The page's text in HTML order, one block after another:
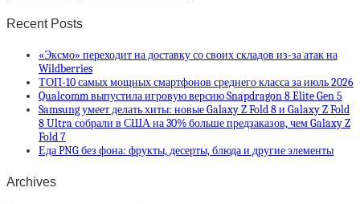
Recent Posts
«Эксмо» переходит на доставку со своих складов из-за атак на
Wildberries
ТОП-10 самых мощных смартфонов среднего класса за июль 2026
Qualcomm выпустила игровую версию Snapdragon 8 Elite Gen 5
Samsung умеет делать хиты: новые Galaxy Z Fold 8 и Galaxy Z Fold
8 Ultra собрали в США на 30% больше предзаказов, чем Galaxy Z
Fold 7
Еда PNG без фона: фрукты, десерты, блюда и другие элементы
Archives